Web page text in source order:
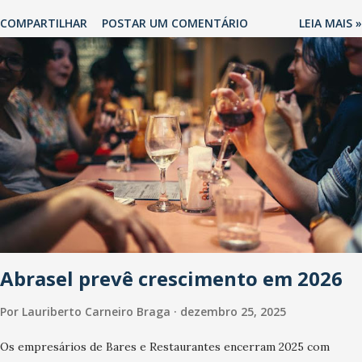
COMPARTILHAR POSTAR UM COMENTÁRIO LEIA MAIS »
Abrasel prevê crescimento em 2026
Por Lauriberto Carneiro Braga dezembro 25, 2025
Os empresários de Bares e Restaurantes encerram 2025 com